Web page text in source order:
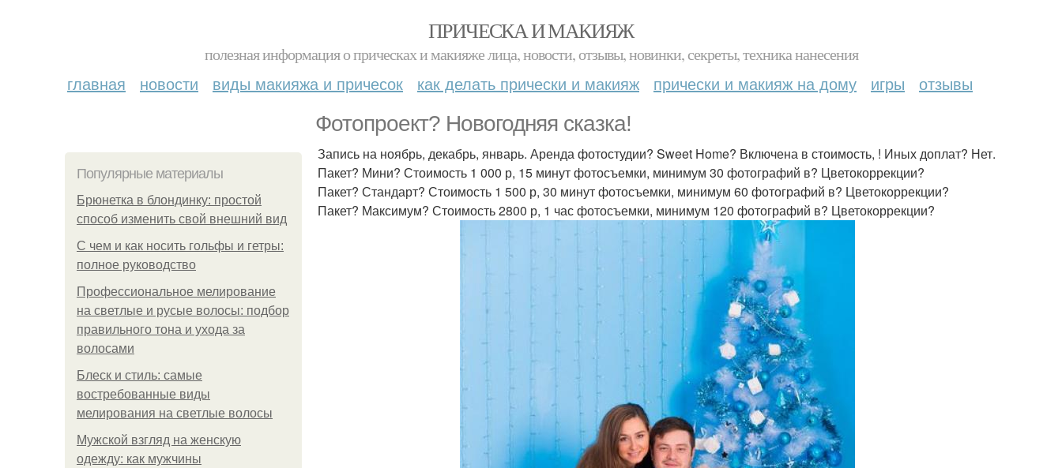
ПРИЧЕСКА И МАКИЯЖ
полезная информация о прическах и макияже лица, новости, отзывы, новинки, секреты, техника нанесения
главная новости виды макияжа и причесок как делать прически и макияж прически и макияж на дому игры отзывы
Фотопроект? Новогодняя сказка!
Популярные материалы
Брюнетка в блондинку: простой
способ изменить свой внешний вид
С чем и как носить гольфы и гетры:
полное руководство
Профессиональное мелирование
на светлые и русые волосы: подбор
правильного тона и ухода за
волосами
Блеск и стиль: самые
востребованные виды
мелирования на светлые волосы
Мужской взгляд на женскую
одежду: как мужчины
Запись на ноябрь, декабрь, январь. Аренда фотостудии? Sweet Home? Включена в стоимость, ! Иных доплат? Нет.
Пакет? Мини? Стоимость 1 000 р, 15 минут фотосъемки, минимум 30 фотографий в? Цветокоррекции?
Пакет? Стандарт? Стоимость 1 500 р, 30 минут фотосъемки, минимум 60 фотографий в? Цветокоррекции?
Пакет? Максимум? Стоимость 2800 р, 1 час фотосъемки, минимум 120 фотографий в? Цветокоррекции?